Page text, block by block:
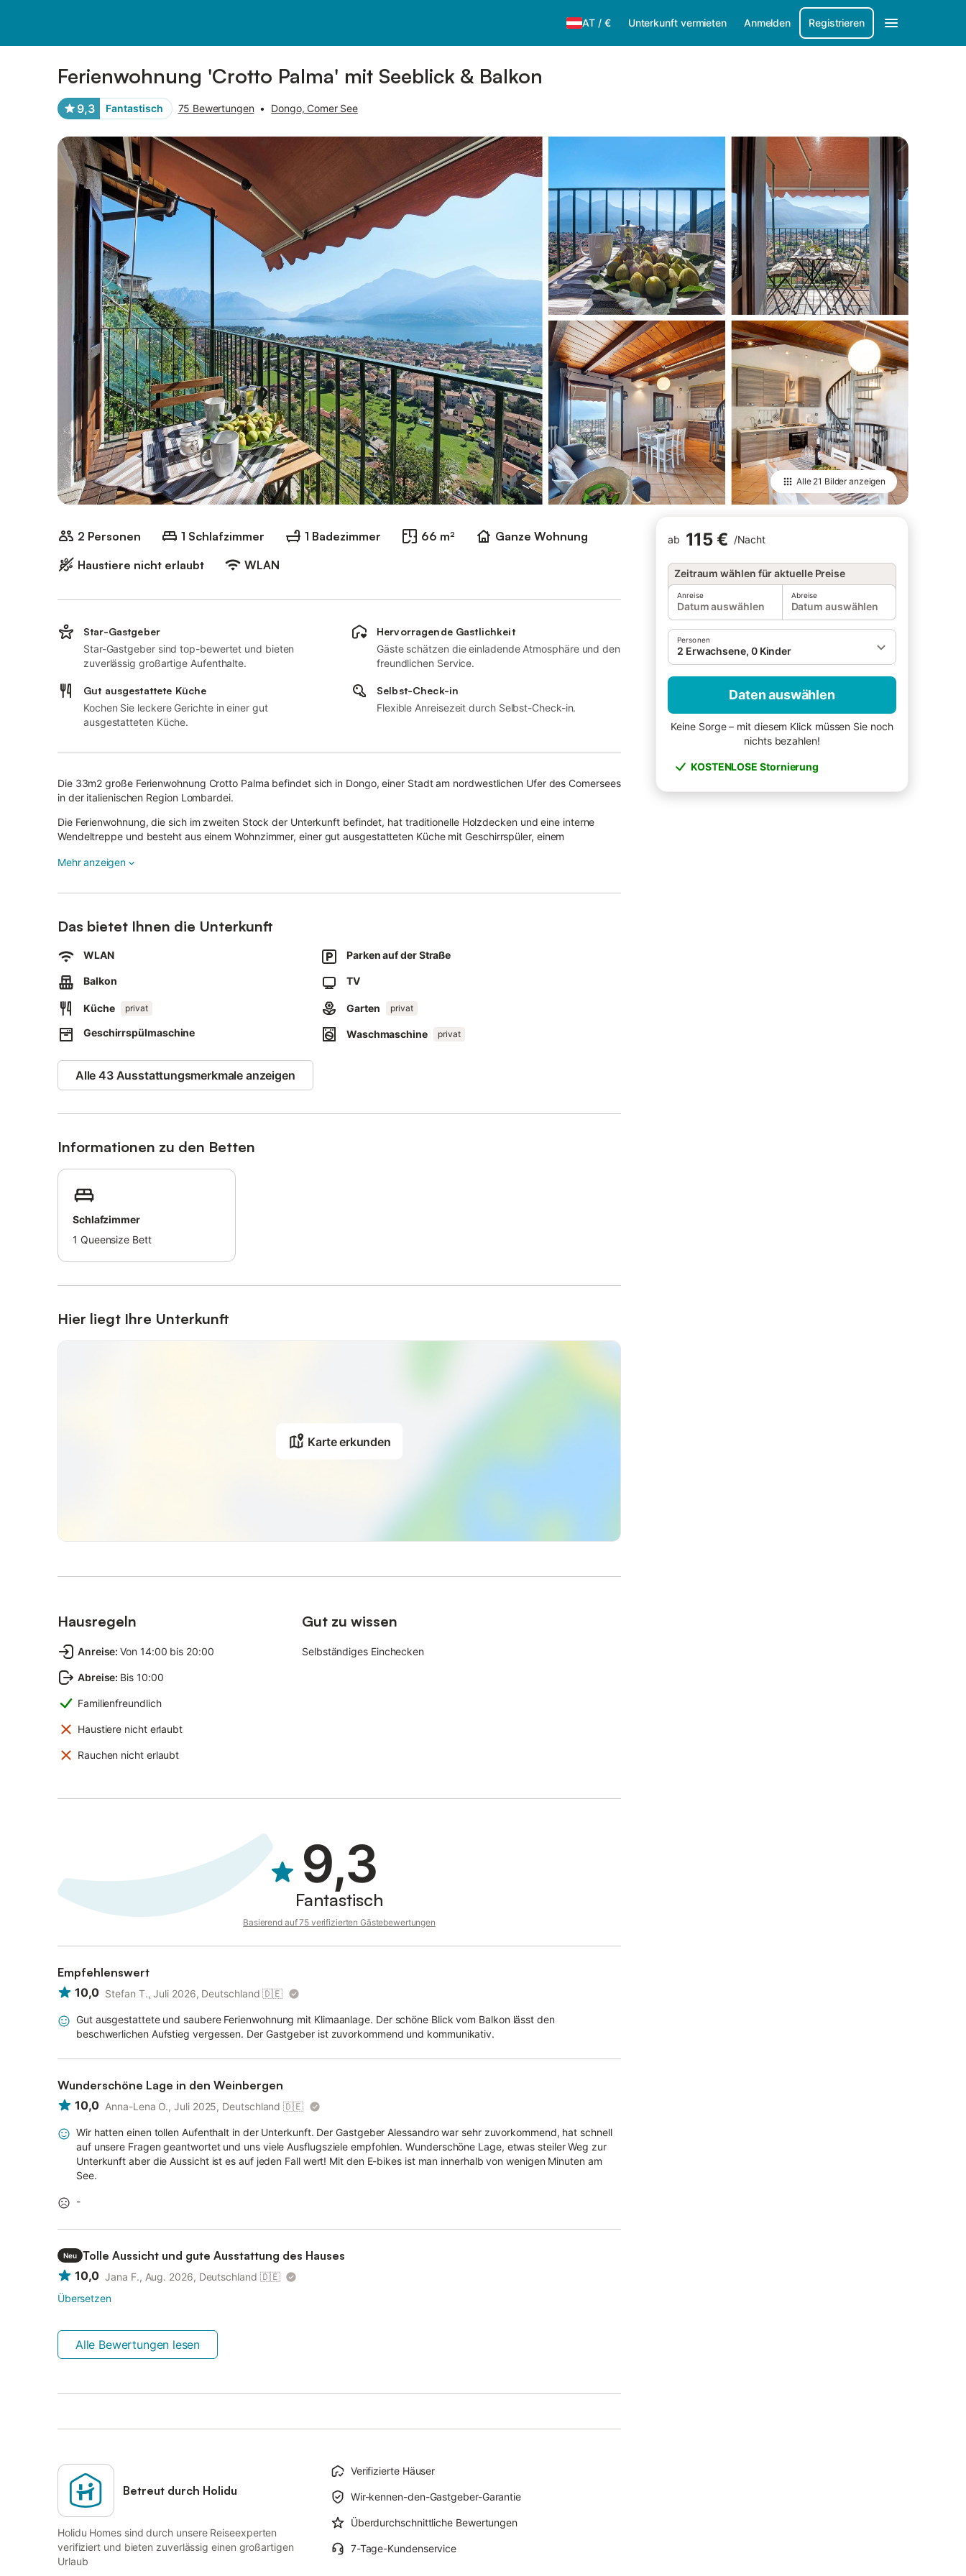
AT / € Unterkunft vermieten Anmelden Registrieren
Ferienwohnung 'Crotto Palma' mit Seeblick & Balkon
9,3 Fantastisch 75 Bewertungen • Dongo, Comer See
Alle 21 Bilderanzeigen
2 Personen 1 Schlafzimmer 1 Badezimmer 66 m²
Ganze Wohnung
Haustiere nicht erlaubt
WLAN
ab 115 € /Nacht
Zeitraum wählen für aktuelle Preise
Anreise
Datum auswählen
Abreise
Datum auswählen
Personen
2 Erwachsene, 0 Kinder
Daten auswählen
Keine Sorge – mit diesem Klick müssen Sie noch
nichts bezahlen!
KOSTENLOSE Stornierung
Star-Gastgeber
Star-Gastgeber sind top-bewertet und bieten
zuverlässig großartige Aufenthalte.
Hervorragende Gastlichkeit
Gäste schätzen die einladende Atmosphäre und den
freundlichen Service.
Gut ausgestattete Küche
Kochen Sie leckere Gerichte in einer gut
ausgestatteten Küche.
Selbst-Check-in
Flexible Anreisezeit durch Selbst-Check-in.
Die 33m2 große Ferienwohnung Crotto Palma befindet sich in Dongo, einer Stadt am nordwestlichen Ufer des Comersees
in der italienischen Region Lombardei.
Die Ferienwohnung, die sich im zweiten Stock der Unterkunft befindet, hat traditionelle Holzdecken und eine interne
Wendeltreppe und besteht aus einem Wohnzimmer, einer gut ausgestatteten Küche mit Geschirrspüler, einem
Ein Ventilator ist vorhanden.
Bergblick genießen.
Die Ferienwohnung ist nur 3 bis 6 Autominuten (2 bis 4 km) von einer Vielzahl von Restaurants, Bars, Cafés und
Einkaufsmöglichkeiten entfernt, die sich in Richtung oder entlang des Seeufers befinden.
Die Ferienwohnung ist auch nur 10 bis 15 Minuten (5 bis 10 km) mit dem Auto von den Stränden Spiaggia di Gravedona
Nur 3 bis 8 Autominuten (2 bis 3 km) von der Ferienwohnung entfernt können die Gäste die natürliche Schönheit der
Berge und Seen der Region in den Wandergebieten Via Regina und Vigero erleben.
Golfliebhaber kommen im nur 26 Autominuten (18 km) entfernten 18-Loch-Golfclub Menaggio Cadenabbia auf ihre
Die Unterkunft liegt auch in der Nähe der Mailänder Flughäfen.
Parken auf der Straße ist möglich.
Der Parkplatz ist 250 m. von der Unterkunft entfernt.
Es gibt jedoch einen tragbaren Ventilator, der von Raum zu Raum bewegt werden kann.
angeboten.
Mehr anzeigen
Das bietet Ihnen die Unterkunft
WLAN Parken auf der Straße
Balkon TV
Küche privat Garten privat
Geschirrspülmaschine Waschmaschine privat
Alle 43 Ausstattungsmerkmale anzeigen
Informationen zu den Betten
Schlafzimmer
1 Queensize Bett
Hier liegt Ihre Unterkunft
Karte erkunden
Hausregeln
Anreise: Von 14:00 bis 20:00
Abreise: Bis 10:00
Familienfreundlich
Haustiere nicht erlaubt
Rauchen nicht erlaubt
Gut zu wissen
Selbständiges Einchecken
9,3
Fantastisch
Basierend auf 75 verifizierten Gästebewertungen
Empfehlenswert
10,0 Stefan T., Juli 2026, Deutschland 🇩🇪
Gut ausgestattete und saubere Ferienwohnung mit Klimaanlage. Der schöne Blick vom Balkon lässt den
beschwerlichen Aufstieg vergessen. Der Gastgeber ist zuvorkommend und kommunikativ.
Wunderschöne Lage in den Weinbergen
10,0 Anna-Lena O., Juli 2025, Deutschland 🇩🇪
Wir hatten einen tollen Aufenthalt in der Unterkunft. Der Gastgeber Alessandro war sehr zuvorkommend, hat schnell
auf unsere Fragen geantwortet und uns viele Ausflugsziele empfohlen. Wunderschöne Lage, etwas steiler Weg zur
Unterkunft aber die Aussicht ist es auf jeden Fall wert! Mit den E-bikes ist man innerhalb von wenigen Minuten am
See.
-
Neu
Tolle Aussicht und gute Ausstattung des Hauses
10,0 Jana F., Aug. 2026, Deutschland 🇩🇪
Übersetzen
Alle Bewertungen lesen
Betreut durch Holidu
Holidu Homes sind durch unsere Reiseexperten
verifiziert und bieten zuverlässig einen großartigen
Urlaub
Verifizierte Häuser
Wir-kennen-den-Gastgeber-Garantie
Überdurchschnittliche Bewertungen
7-Tage-Kundenservice